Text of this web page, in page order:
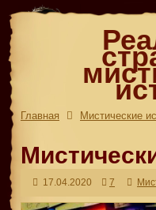
Главная Мистические
17.04.2020 7